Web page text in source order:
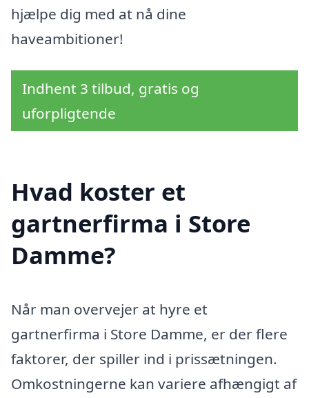
hjælpe dig med at nå dine
haveambitioner!
Indhent 3 tilbud, gratis og
uforpligtende
Hvad koster et
gartnerfirma i Store
Damme?
Når man overvejer at hyre et
gartnerfirma i Store Damme, er der flere
faktorer, der spiller ind i prissætningen.
Omkostningerne kan variere afhængigt af